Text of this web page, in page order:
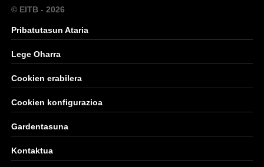
© EITB - 2026
Pribatutasun Ataria
Lege Oharra
Cookien erabilera
Cookien konfigurazioa
Gardentasuna
Kontaktua